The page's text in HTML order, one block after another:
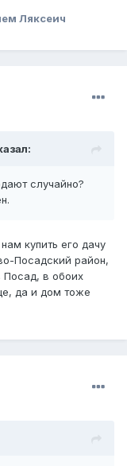
Ляксеич
случайно?
купить его дачу
Посадский район,
Посад, в обоих
да и дом тоже